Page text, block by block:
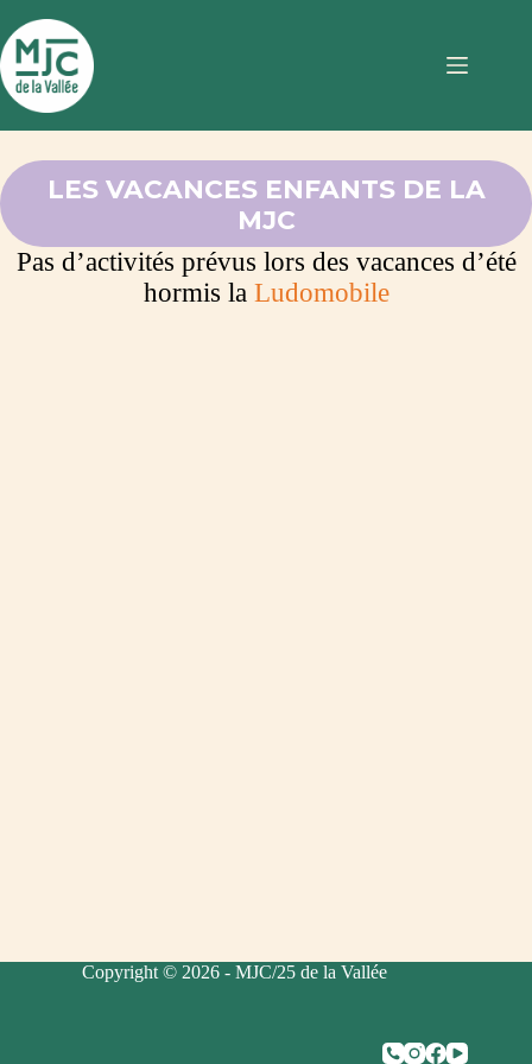
au
contenu
LES VACANCES ENFANTS DE LA
MJC
Pas d’activités prévus lors des vacances d’été
hormis la Ludomobile
Copyright © 2026 - MJC/25 de la Vallée